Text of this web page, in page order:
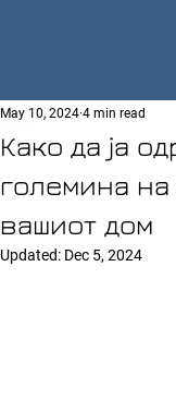
Како да ја
големина
вашиот дом
May 10, 2024 4 min read
Updated: Dec 5, 2024